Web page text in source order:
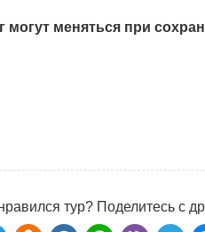
могут меняться при
тур? Поделитесь с